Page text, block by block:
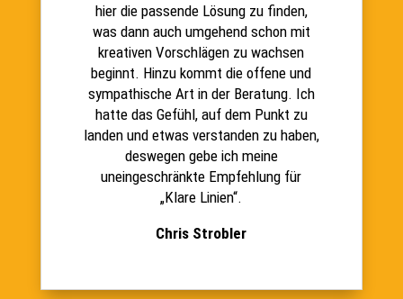
hier die passende Lösung zu finden,
was dann auch umgehend schon mit
kreativen Vorschlägen zu wachsen
beginnt. Hinzu kommt die offene und
sympathische Art in der Beratung. Ich
hatte das Gefühl, auf dem Punkt zu
landen und etwas verstanden zu haben,
deswegen gebe ich meine
uneingeschränkte Empfehlung für
„Klare Linien“.
Chris Strobler